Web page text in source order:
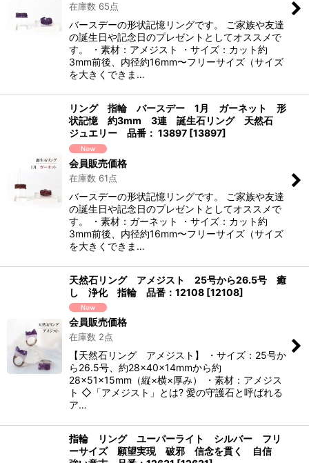
在庫数 65点
バースデーの形状記憶リングです。 ご家族や友達
の誕生日や記念日のプレゼントとしてオススメで
す。 ・素材：アメジスト ・サイズ：カット約
3mm前後、内径約16mm〜フリーサイズ（サイズ
を大きくできま…
リング 指輪 バースデー 1月 ガーネット 形
状記憶 約3mm 3連 誕生石リング 天然石
ジュエリー 品番： 13897 [13897]
会員販売価格
在庫数 61点
バースデーの形状記憶リングです。 ご家族や友達
の誕生日や記念日のプレゼントとしてオススメで
す。 ・素材：ガーネット ・サイズ：カット約
3mm前後、内径約16mm〜フリーサイズ（サイズ
を大きくできま…
天然石リング アメジスト 25号から26.5号 癒
し 浄化 指輪 品番：12108 [12108]
会員販売価格
在庫数 2点
【天然石リング アメジスト】 ・サイズ：25号か
ら26.5号、約28×40×14mmから約
28×51×15mm（縦×横×厚み） ・素材：アメジス
ト ◇「アメジスト」とは? 愛の守護石と呼ばれる
ア…
指輪 リング ユーパーライト シルバー フリ
ーサイズ 願望実現 破邪 信念を貫く 自信